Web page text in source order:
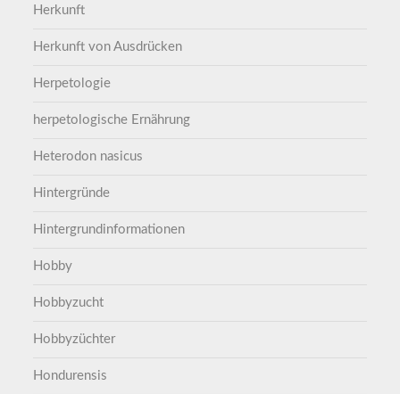
Herkunft
Herkunft von Ausdrücken
Herpetologie
herpetologische Ernährung
Heterodon nasicus
Hintergründe
Hintergrundinformationen
Hobby
Hobbyzucht
Hobbyzüchter
Hondurensis